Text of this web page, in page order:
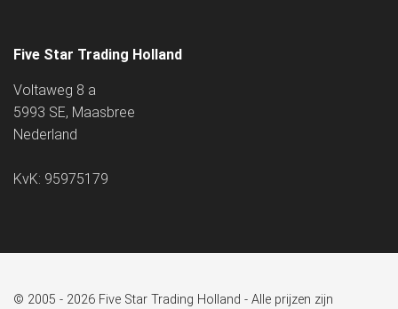
Five Star Trading Holland
Voltaweg 8 a
5993 SE, Maasbree
Nederland
KvK: 95975179
© 2005 - 2026 Five Star Trading Holland - Alle prijzen zijn